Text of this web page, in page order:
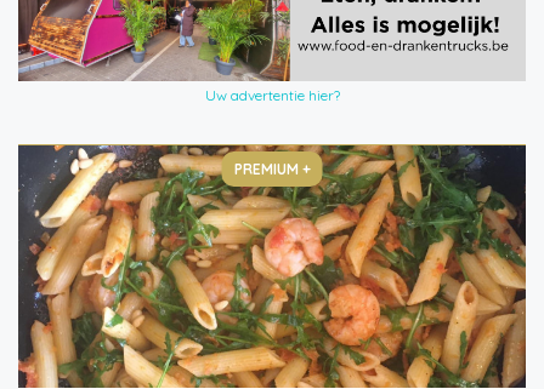
Uw advertentie hier?
PREMIUM +